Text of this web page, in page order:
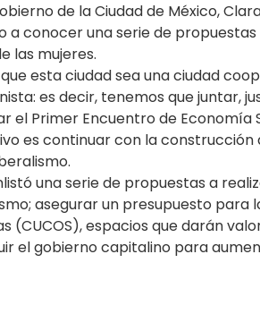
de la Ciudad de México,
a conocer una serie de
las mujeres.
esta ciudad sea una ciudad
es decir, tenemos que juntar,
el Primer Encuentro de Economía
es continuar con la
una serie de propuestas a
asegurar un presupuesto para
(CUCOS), espacios que darán
el gobierno capitalino para